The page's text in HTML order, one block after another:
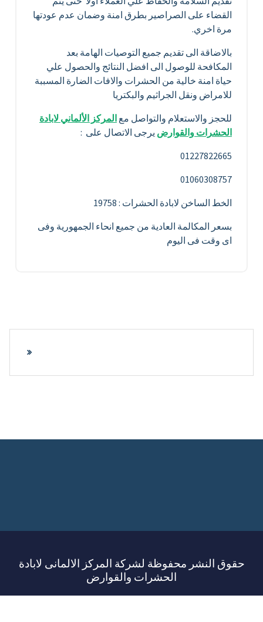
القضاء على الصراصير بطرق امنة وضمان عدم عودتها
مرة اخري.
بالاضاقة الى تقديم جميع التوصيات الهامة بعد
المكافحة للوصول الى افضل النتائج والحصول علي
حياة امنة خالية من الحشرات والافات الضارة المسببة
للامراض ونقل الجراثيم والبكتريا
للحجز والاستعلام والتواصل معالمركز الألماني لابادة
الحشرات والقوارض يرجى الاتصال على :
01227822665
01060308757
الخط الساخن لابادة الحشرات : 19758
بسعر المكالمة العادية من جميع انحاء الجمهورية وفى
اى وقت فى اليوم
حقوق النشر محفوظة لشركة المركز الالمانى لابادة
الحشرات والقوارض